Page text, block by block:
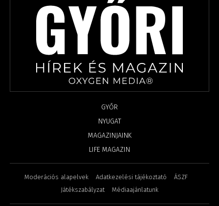
GYŐR
NYUGAT
MAGAZINJAINK
LIFE MAGAZIN
Moderációs alapelvek Adatkezelési tájékoztató
ÁSZF
Játékszabályzat
Médiaajánlatunk